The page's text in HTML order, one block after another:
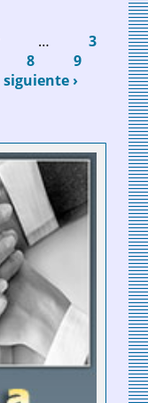
…
3
8
9
siguiente ›